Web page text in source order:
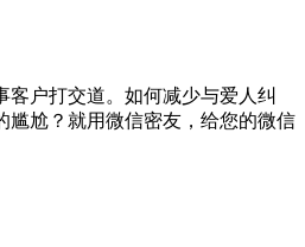
客户打交道。如何减少与爱人纠
尴尬？就用微信密友，给您的微信